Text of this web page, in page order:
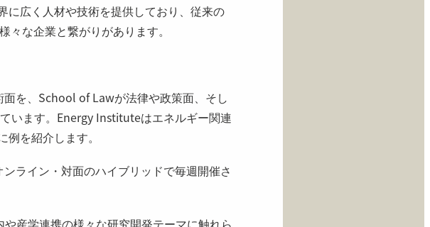
に広く人材や技術を提供しており、従来の
な企業と繋がりがあります。
を、School of Lawが法律や政策面、そし
います。Energy Instituteはエネルギー関連
を紹介します。
ライン・対面のハイブリッドで毎週開催さ